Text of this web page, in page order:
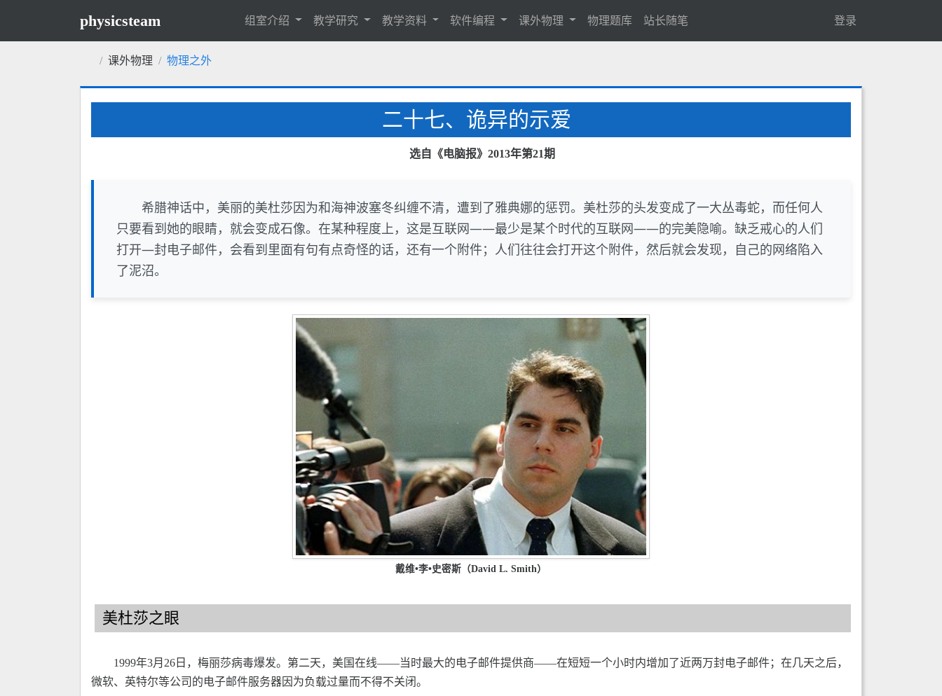
physicsteam 组室介绍 教学研究 教学资料 软件编程 课外物理 物理题库 站长随笔 登录
课外物理 物理之外
二十七、诡异的示爱
选自《电脑报》2013年第21期
希腊神话中，美丽的美杜莎因为和海神波塞冬纠缠不清，遭到了雅典娜的惩罚。美杜莎的头发变成了一大丛毒蛇，而任何人
只要看到她的眼睛，就会变成石像。在某种程度上，这是互联网——最少是某个时代的互联网——的完美隐喻。缺乏戒心的人们
打开—封电子邮件，会看到里面有句有点奇怪的话，还有一个附件；人们往往会打开这个附件，然后就会发现，自己的网络陷入
了泥沼。
戴维•李•史密斯（David L. Smith）
美杜莎之眼
1999年3月26日，梅丽莎病毒爆发。第二天，美国在线——当时最大的电子邮件提供商——在短短一个小时内增加了近两万封电子邮件；在几天之后，
微软、英特尔等公司的电子邮件服务器因为负载过量而不得不关闭。